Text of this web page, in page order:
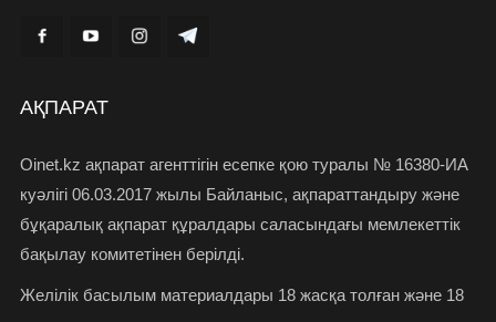
АҚПАРАТ
Oinet.kz ақпарат агенттігін есепке қою туралы № 16380-ИА
куәлігі 06.03.2017 жылы Байланыс, ақпараттандыру және
бұқаралық ақпарат құралдары саласындағы мемлекеттік
бақылау комитетінен берілді.
Желілік басылым материалдары 18 жасқа толған және 18